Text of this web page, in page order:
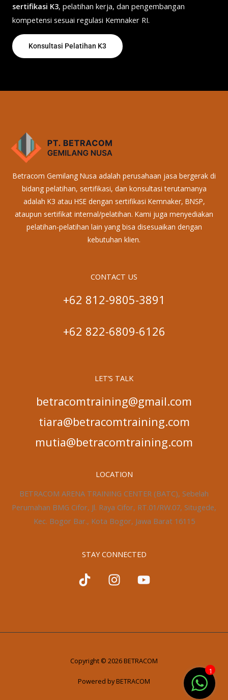
sertifikasi K3, pelatihan kerja, dan pengembangan
kompetensi sesuai regulasi Kemnaker RI.
Konsultasi Pelatihan K3
Betracom Gemilang Nusa adalah perusahaan jasa bergerak di
bidang pelatihan, sertifikasi, dan konsultasi terutamanya
adalah K3 atau HSE dengan sertifikasi Kemnaker, BNSP,
ataupun sertifikat internal/pelatihan. Kami juga menyediakan
pelatihan-pelatihan lain yang bisa disesuaikan dengan
kebutuhan klien.
CONTACT US
+62 812-9805-3891
+62 822-6809-6126
LET’S TALK
betracomtraining@gmail.com
tiara@betracomtraining.com
mutia@betracomtraining.com
LOCATION
BETRACOM ARENA TRAINING CENTER (BATC), Sebelah
Perumahan BMG Cifor, Jl. Raya Cifor, RT.01/RW.07, Situgede,
Kec. Bogor Bar., Kota Bogor, Jawa Barat 16115
STAY CONNECTED
Copyright © 2026 BETRACOM
Powered by BETRACOM
1